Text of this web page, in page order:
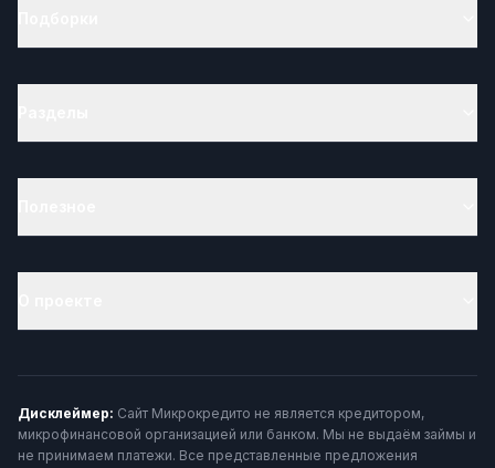
Дисклеймер: Сайт Микрокредито не является кредитором,
микрофинансовой организацией или банком. Мы не выдаём займы и
не принимаем платежи. Все представленные предложения